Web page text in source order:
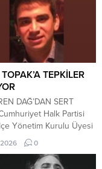
TEPKİLER
DAĞ’DAN SERT
Halk Partisi
Yönetim Kurulu Üyesi
sosyal medya
yaptığı yorum, siyaset
yerini koruyor.
0